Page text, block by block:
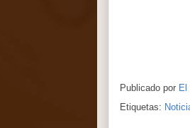
Publicado por El
Etiquetas: